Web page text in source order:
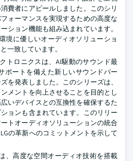
費者にアピールしました。このシリ
ォーマンスを実現するための高度な
ション機能も組み込まれています。
境に優しいオーディオソリューショ
一致しています。
トロニクスは、AI駆動のサウンド最
ポートを備えた新しいサウンドバー
を発表しました。このシリーズは、
メントを向上させることを目的とし
いデバイスとの互換性を確保するた
ョンも含まれています。このリリー
トオーディオソリューションの統合
の革新へのコミットメントを示して
、高度な空間オーディオ技術を搭載